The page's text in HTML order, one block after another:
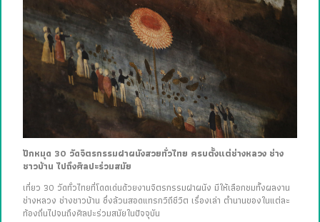
ปักหมุด 30 วัดจิตรกรรมฝาผนังสวยทั่วไทย ครบตั้งแต่ช่างหลวง ช่าง
ชาวบ้าน ไปถึงศิลปะร่วมสมัย
เที่ยว 30 วัดทั่วไทยที่โดดเด่นด้วยงานจิตรกรรมฝาผนัง มีให้เลือกชมทั้งผลงาน
ช่างหลวง ช่างชาวบ้าน ซึ่งล้วนสอดแทรกวิถีชีวิต เรื่องเล่า ตำนานของในแต่ละ
ท้องถิ่นไปจนถึงศิลปะร่วมสมัยในปัจจุบัน